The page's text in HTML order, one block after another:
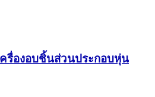
รื่องอบชิ้นส่วนประกอบหุ่น